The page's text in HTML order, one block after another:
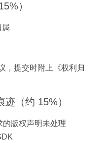
）
属
，提交时附上《权利归
（约 15%）
的版权声明未处理